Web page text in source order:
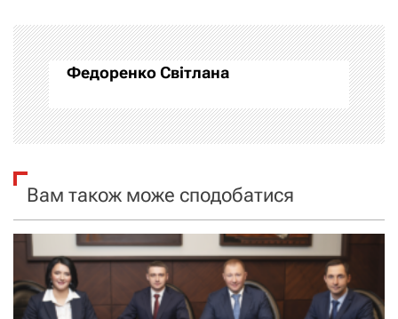
а
ц
і
я
з
а
и
Федоренко Світлана
Вам також може сподобатися